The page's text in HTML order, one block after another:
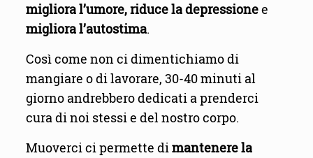
migliora l’umore,riduce la depressionee
migliora l’autostima.
Così come non ci dimentichiamo di
mangiare o di lavorare, 30-40 minuti al
giorno andrebbero dedicati a prenderci
cura di noi stessi e del nostro corpo.
Muoverci ci permette dimantenere la